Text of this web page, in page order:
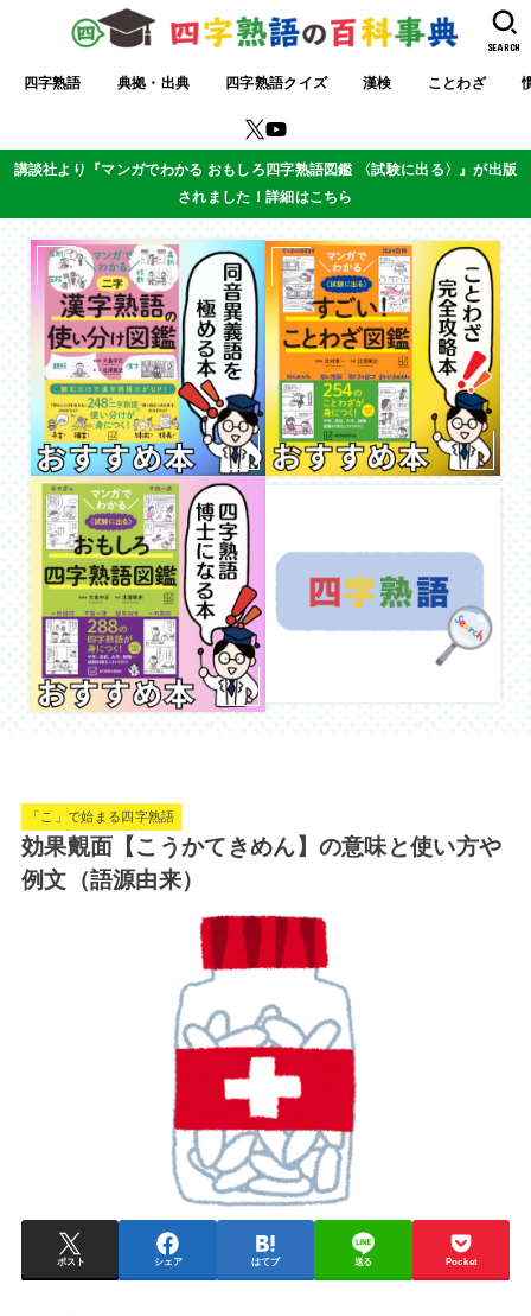
四字熟語 典拠・出典 四字熟語クイズ 漢検 ことわざ
SEARCH
講談社より『マンガでわかる おもしろ四字熟語図鑑 〈試験に出る〉』が出版
されました！詳細はこちら
「こ」で始まる四字熟語
効果覿面【こうかてきめん】の意味と使い方や
例文（語源由来）
ポスト シェア はてブ 送る Pocket